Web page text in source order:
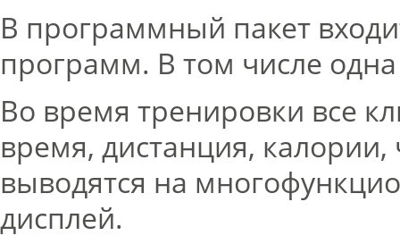
В программный пакет
программ. В том числе
Во время тренировки все
время, дистанция,
выводятся на
дисплей.